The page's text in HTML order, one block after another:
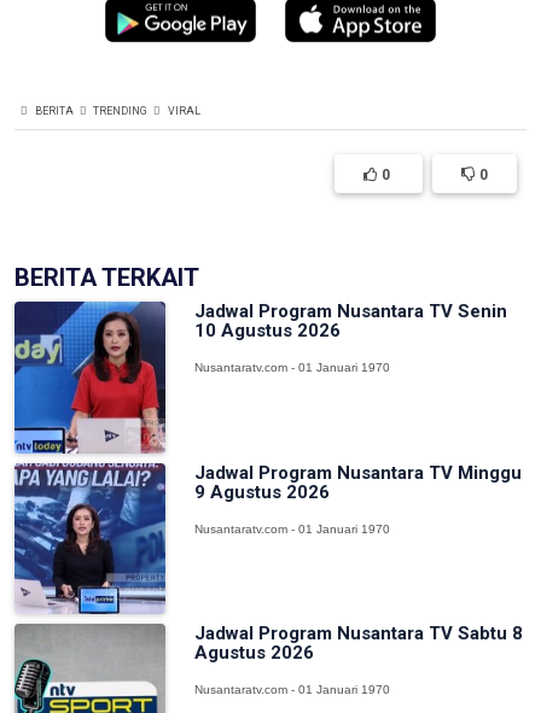
BERITA TRENDING VIRAL
0 0
BERITA TERKAIT
Jadwal Program Nusantara TV Senin
10 Agustus 2026
Nusantaratv.com - 01 Januari 1970
Jadwal Program Nusantara TV Minggu
9 Agustus 2026
Nusantaratv.com - 01 Januari 1970
Jadwal Program Nusantara TV Sabtu 8
Agustus 2026
Nusantaratv.com - 01 Januari 1970